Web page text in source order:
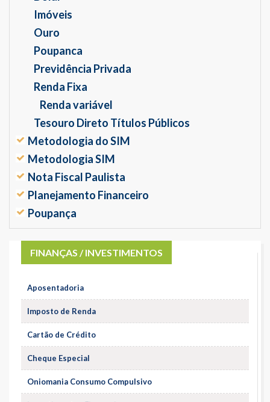
Imóveis
Ouro
Poupanca
Previdência Privada
Renda Fixa
Renda variável
Tesouro Direto Títulos Públicos
Metodologia do SIM
Metodologia SIM
Nota Fiscal Paulista
Planejamento Financeiro
Poupança
FINANÇAS / INVESTIMENTOS
Aposentadoria
Imposto de Renda
Cartão de Crédito
Cheque Especial
Oniomania Consumo Compulsivo